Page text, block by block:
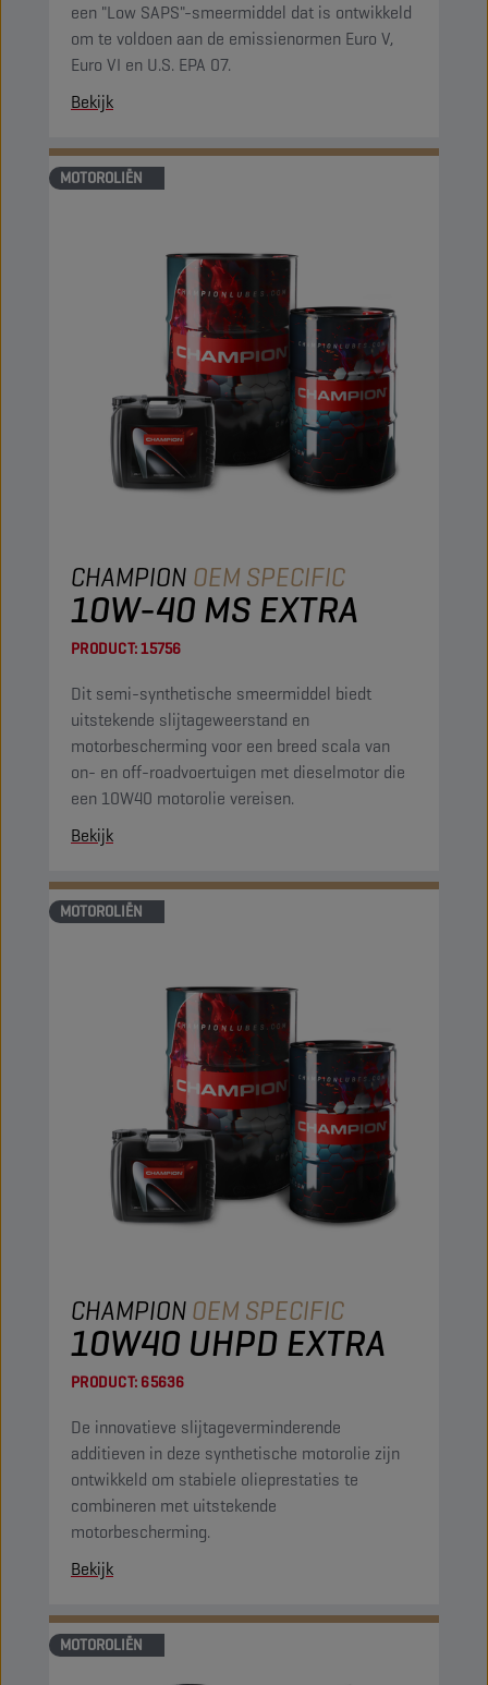
een "Low SAPS"-smeermiddel dat is ontwikkeld
om te voldoen aan de emissienormen Euro V,
Euro VI en U.S. EPA 07.
Bekijk
MOTOROLIËN
CHAMPION OEM SPECIFIC
10W-40 MS EXTRA
PRODUCT:15756
Dit semi-synthetische smeermiddel biedt
uitstekende slijtageweerstand en
motorbescherming voor een breed scala van
on- en off-roadvoertuigen met dieselmotor die
een 10W40 motorolie vereisen.
Bekijk
MOTOROLIËN
CHAMPIONOEM SPECIFIC
10W40 UHPD EXTRA
PRODUCT: 65636
De innovatieve slijtageverminderende
additieven in deze synthetische motorolie zijn
ontwikkeld om stabiele olieprestaties te
combineren met uitstekende
motorbescherming.
Bekijk
MOTOROLIËN